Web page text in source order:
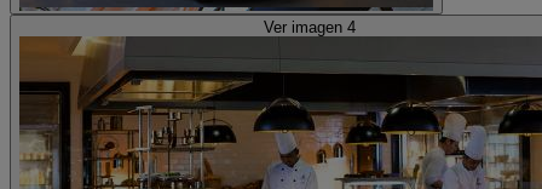
Ver imagen 4